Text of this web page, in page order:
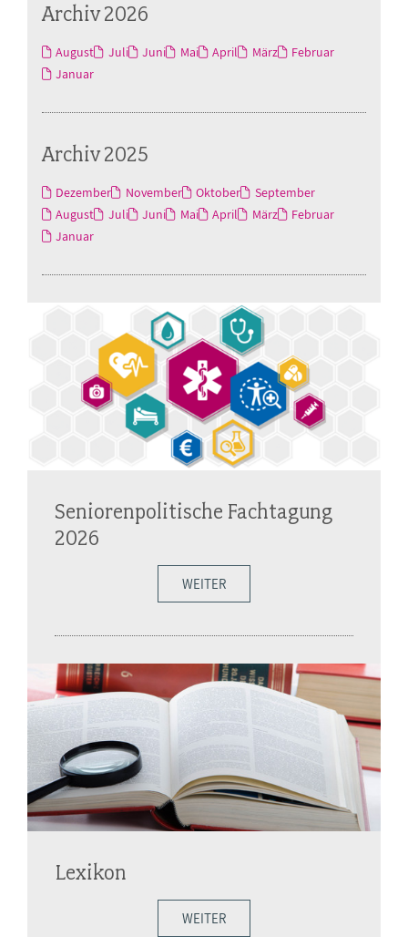
Archiv 2026
August Juli Juni Mai April März
Februar
Januar
Archiv 2025
Dezember November Oktober
September
August
Juli Juni Mai April März
Februar
Januar
Seniorenpolitische Fachtagung
2026
WEITER
Lexikon
WEITER